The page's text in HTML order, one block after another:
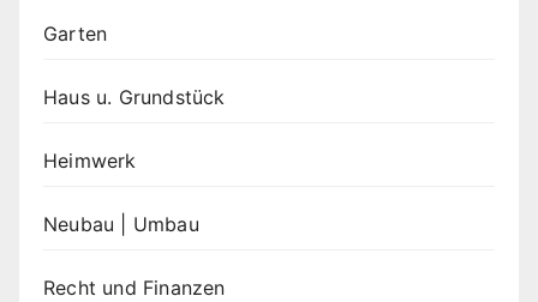
Garten
Haus u. Grundstück
Heimwerk
Neubau | Umbau
Recht und Finanzen